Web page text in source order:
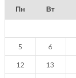
Пн Вт
5 6
12 13